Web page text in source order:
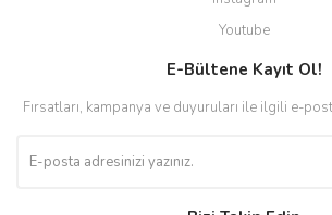
Youtube
E-Bültene Kayıt Ol!
Fırsatları, kampanya ve duyuruları ile ilgili e-